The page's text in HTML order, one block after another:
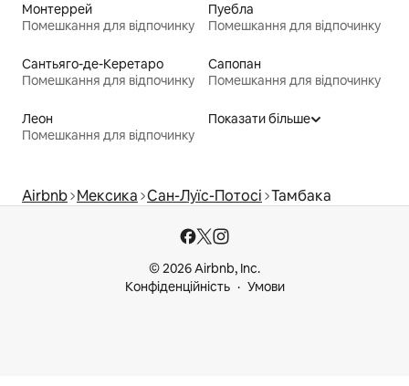
Монтеррей
Помешкання для відпочинку
Пуебла
Помешкання для відпочинку
Сантьяго-де-Керетаро
Помешкання для відпочинку
Сапопан
Помешкання для відпочинку
Леон
Помешкання для відпочинку
Показати більше
Airbnb Мексика Сан-Луїс-Потосі Тамбака
© 2026 Airbnb, Inc.
Конфіденційність
Умови